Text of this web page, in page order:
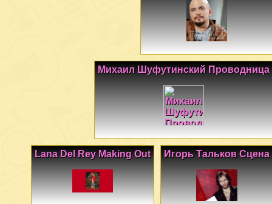
Михаил Шуфутинский Проводница
Игорь Тальков Сцена
Lana Del Rey Making Out